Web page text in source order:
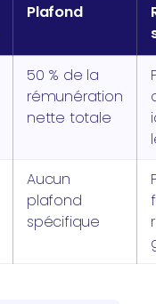
Plafond
50 % de la
rémunération
nette totale
Aucun
plafond
spécifique